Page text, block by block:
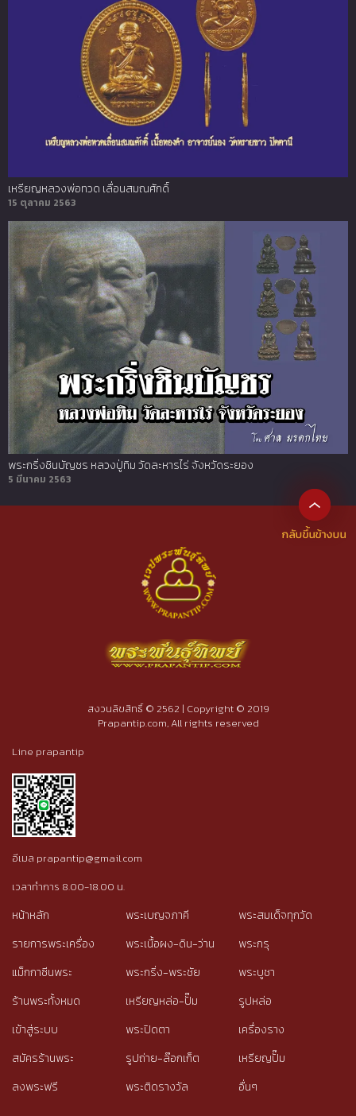
เหรียญหลวงพ่อทวด เลื่อนสมณศักดิ์
15 ตุลาคม 2563
พระกริ่งชินบัญชร หลวงปู่ทิม วัดละหารไร่ จังหวัดระยอง
5 มีนาคม 2563
สงวนลิขสิทธิ์ © 2562 | Copyright © 2019
Prapantip.com, All rights reserved
Line prapantip
อีเมล prapantip@gmail.com
เวลาทำการ 8.00-18.00 น.
หน้าหลัก
รายการพระเครื่อง
แม็กกาซีนพระ
ร้านพระทั้งหมด
เข้าสู่ระบบ
สมัครร้านพระ
ลงพระฟรี
พระเบญจภาคี
พระเนื้อผง-ดิน-ว่าน
พระกริ่ง-พระชัย
เหรียญหล่อ-ปั๊ม
พระปิดตา
รูปถ่าย-ล๊อกเก็ต
พระติดรางวัล
พระสมเด็จทุกวัด
พระกรุ
พระบูชา
รูปหล่อ
เครื่องราง
เหรียญปั๊ม
อื่นๆ